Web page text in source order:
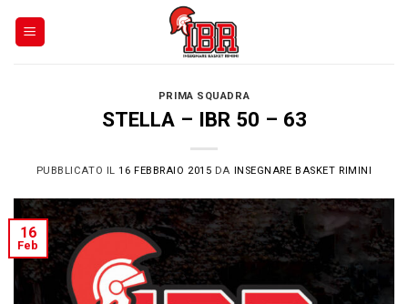
PRIMA SQUADRA
STELLA – IBR 50 – 63
PUBBLICATO IL16 FEBBRAIO 2015 DA INSEGNARE BASKET RIMINI
16
Feb